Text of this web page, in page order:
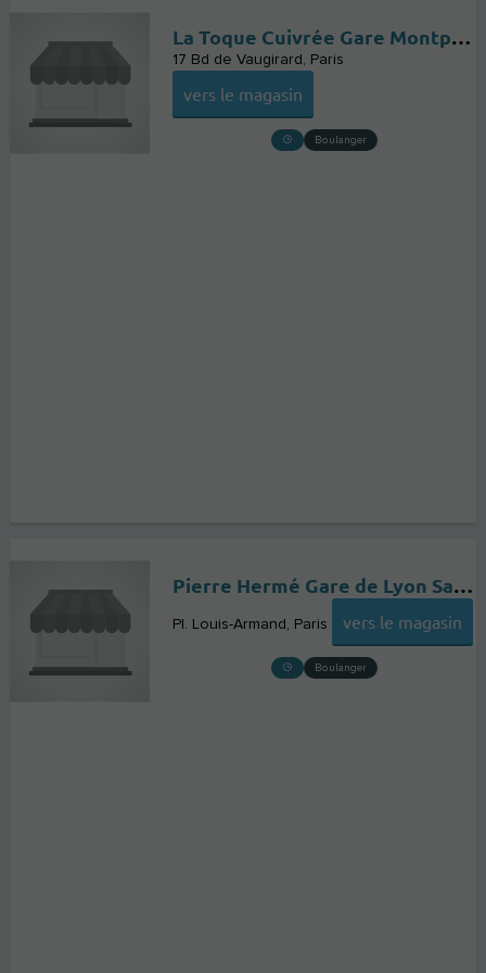
La Toque Cuivrée Gare Montparnasse - Niveau Parvis
17 Bd de Vaugirard Paris
vers le magasin
Boulanger
Pierre Hermé Gare de Lyon Salle des Fresques
Pl. Louis-Armand Paris vers le magasin
Boulanger